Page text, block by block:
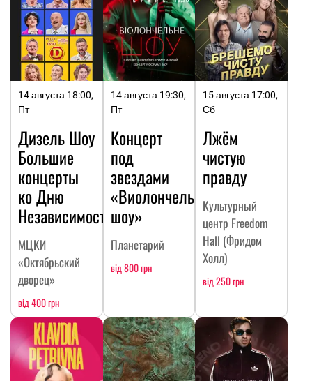
14 августа 18:00,
Пт
Дизель Шоу
Большие
концерты
ко Дню
Независимости
МЦКИ
«Октябрьский
дворец»
від 400 грн
14 августа 19:30,
Пт
Концерт
под
звездами
«Виолончельное
шоу»
Планетарий
від 800 грн
15 августа 17:00,
Сб
Лжём
чистую
правду
Культурный
центр Freedom
Hall (Фридом
Холл)
від 250 грн